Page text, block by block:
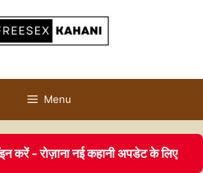
Menu
करें - रोज़ाना नई कहानी अपडेट के लिए